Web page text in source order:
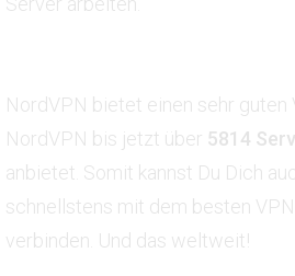
NordVPN bietet einen sehr guten
NordVPN bis jetzt über 5814
anbietet. Somit kannst Du Dich
schnellstens mit dem besten
verbinden. Und das weltweit!